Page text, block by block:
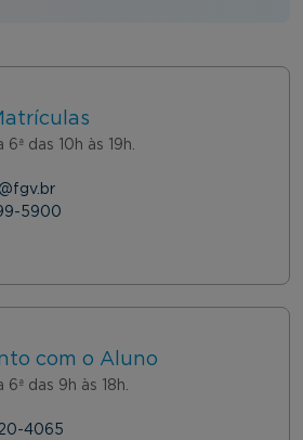
6ª das 10h às 19h.
5900
com o Aluno
6ª das 9h às 18h.
4065